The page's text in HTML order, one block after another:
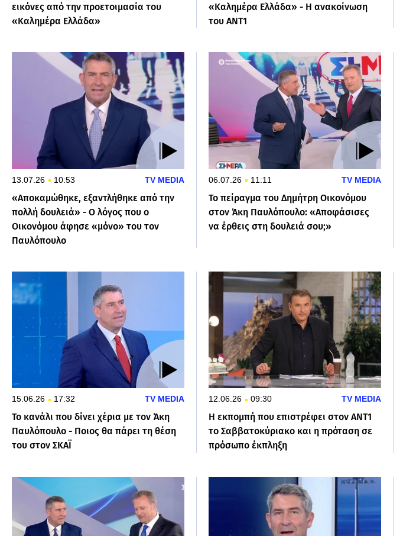
εικόνες από την προετοιμασία του
«Καλημέρα Ελλάδα»
«Καλημέρα Ελλάδα» - Η ανακοίνωση
του ΑΝΤ1
13.07.26 10:53 TV MEDIA
«Αποκαμώθηκε, εξαντλήθηκε από την
πολλή δουλειά» - Ο λόγος που ο
Οικονόμου άφησε «μόνο» του τον
Παυλόπουλο
06.07.26 11:11 TV MEDIA
Το πείραγμα του Δημήτρη Οικονόμου
στον Άκη Παυλόπουλο: «Αποφάσισες
να έρθεις στη δουλειά σου;»
15.06.26 17:32 TV MEDIA
Το κανάλι που δίνει χέρια με τον Άκη
Παυλόπουλο - Ποιος θα πάρει τη θέση
του στον ΣΚΑΪ
12.06.26 09:30 TV MEDIA
Η εκπομπή που επιστρέφει στον ΑΝΤ1
το Σαββατοκύριακο και η πρόταση σε
πρόσωπο έκπληξη